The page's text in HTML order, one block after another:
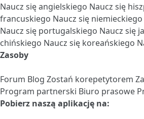
Naucz się angielskiego Naucz się
francuskiego Naucz się niemieckiego
Naucz się portugalskiego Naucz się
chińskiego Naucz się koreańskiego
Zasoby
Forum Blog Zostań korepetytorem
Program partnerski Biuro prasowe
Pobierz naszą aplikację na: